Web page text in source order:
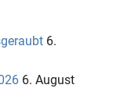
6.
6. August